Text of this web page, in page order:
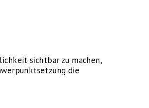
sichtbar zu machen,
die